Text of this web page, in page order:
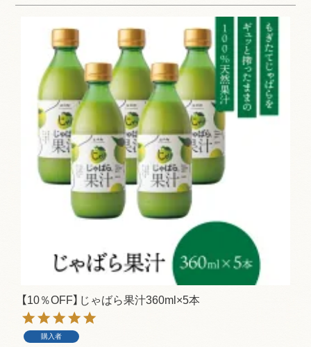
【10％OFF】じゃばら果汁360ml×5本
購入者